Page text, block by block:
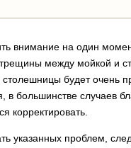
внимание на один
между мойкой и
столешницы будет очень
в большинстве случаев
корректировать.
указанных проблем,